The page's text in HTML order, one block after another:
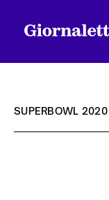
SUPERBOWL 2020